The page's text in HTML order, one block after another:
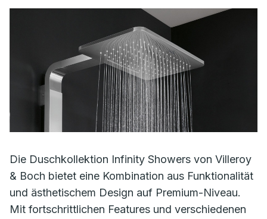
Die Duschkollektion Infinity Showers von Villeroy
& Boch bietet eine Kombination aus Funktionalität
und ästhetischem Design auf Premium-Niveau.
Mit fortschrittlichen Features und verschiedenen